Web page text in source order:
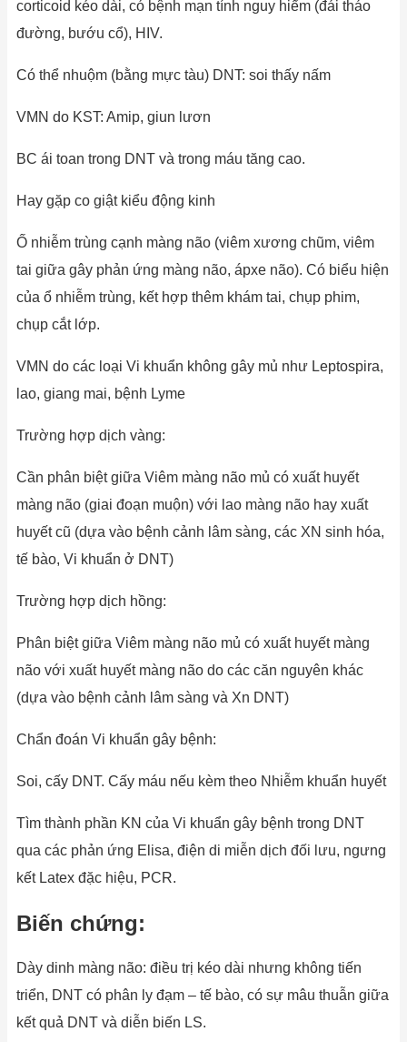
corticoid kéo dài, có bệnh mạn tính nguy hiểm (đái tháo
đường, bướu cổ), HIV.
Có thể nhuộm (bằng mực tàu) DNT: soi thấy nấm
VMN do KST: Amip, giun lươn
BC ái toan trong DNT và trong máu tăng cao.
Hay gặp co giật kiểu động kinh
Ố nhiễm trùng cạnh màng não (viêm xương chũm, viêm
tai giữa gây phản ứng màng não, ápxe não). Có biểu hiện
của ổ nhiễm trùng, kết hợp thêm khám tai, chụp phim,
chụp cắt lớp.
VMN do các loại Vi khuẩn không gây mủ như Leptospira,
lao, giang mai, bệnh Lyme
Trường hợp dịch vàng:
Cần phân biệt giữa Viêm màng não mủ có xuất huyết
màng não (giai đoạn muộn) với lao màng não hay xuất
huyết cũ (dựa vào bệnh cảnh lâm sàng, các XN sinh hóa,
tế bào, Vi khuẩn ở DNT)
Trường hợp dịch hồng:
Phân biệt giữa Viêm màng não mủ có xuất huyết màng
não với xuất huyết màng não do các căn nguyên khác
(dựa vào bệnh cảnh lâm sàng và Xn DNT)
Chẩn đoán Vi khuẩn gây bệnh:
Soi, cấy DNT. Cấy máu nếu kèm theo Nhiễm khuẩn huyết
Tìm thành phần KN của Vi khuẩn gây bệnh trong DNT
qua các phản ứng Elisa, điện di miễn dịch đối lưu, ngưng
kết Latex đặc hiệu, PCR.
Biến chứng:
Dày dinh màng não: điều trị kéo dài nhưng không tiến
triển, DNT có phân ly đạm – tế bào, có sự mâu thuẫn giữa
kết quả DNT và diễn biến LS.